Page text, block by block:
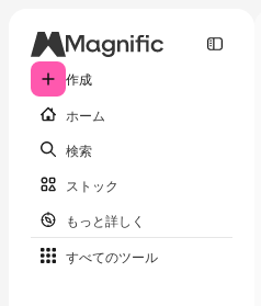
作成
ホーム
検索
ストック
もっと詳しく
すべてのツール